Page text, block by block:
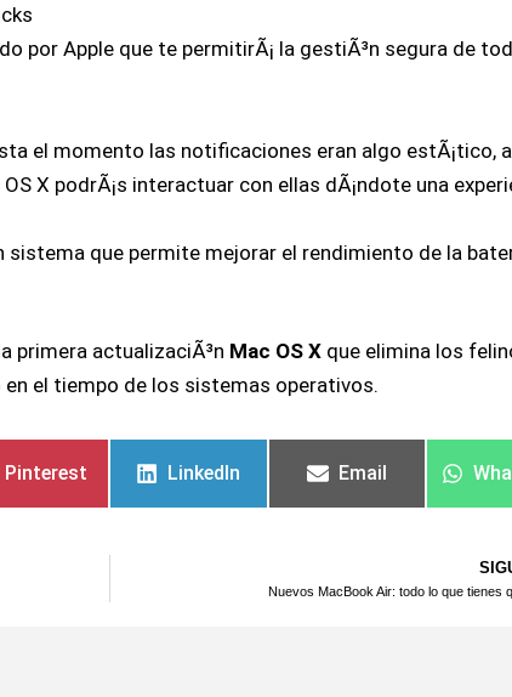
por Apple que te permitirÃ¡ la gestiÃ³n segura de
el momento las notificaciones eran algo estÃ¡tico,
X podrÃ¡s interactuar con ellas dÃ¡ndote una
sistema que permite mejorar el rendimiento de la
primera actualizaciÃ³n Mac OS X que elimina los
el tiempo de los sistemas operativos.
Pinterest LinkedIn Email
Nuevos MacBook Air: todo lo que tienes